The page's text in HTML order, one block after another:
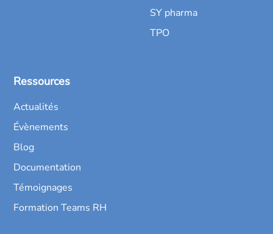
SY pharma
TPO
Ressources
Actualités
Évènements
Blog
Documentation
Témoignages
Formation Teams RH